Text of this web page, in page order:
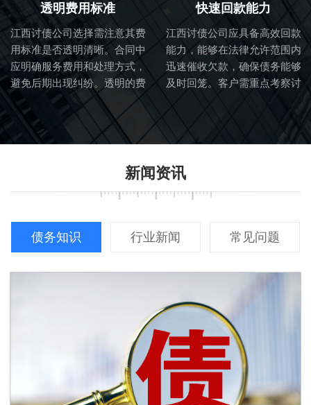
透明费用标准
江西讨债公司选择需注意其费
用标准是否透明清晰。合同中
应明确服务费用和处理方式，
避免后期出现纠纷。透明的费
用标准也体现了讨债公司的诚
信度。
快速回款能力
江西讨债公司应具备高效回款
能力，能够在法律允许范围内
迅速催收欠款，确保债务能够
及时回笼。客户需重点考察讨
新闻资讯
债务知识 行业新闻 常见问题